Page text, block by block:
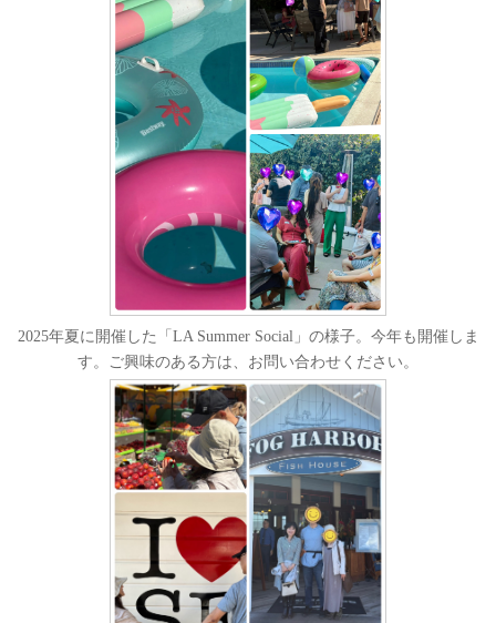
2025年夏に開催した「LA Summer Social」の様子。今年も開催しま
す。ご興味のある方は、お問い合わせください。